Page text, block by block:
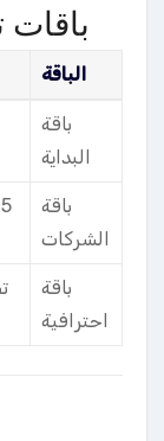
الباقة
باقة
البداية
باقة
الشركات
باقة
احترافية